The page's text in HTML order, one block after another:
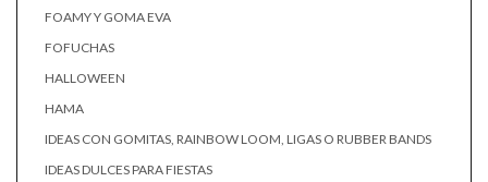
FOAMY Y GOMA EVA
FOFUCHAS
HALLOWEEN
HAMA
IDEAS CON GOMITAS, RAINBOW LOOM, LIGAS O RUBBER BANDS
IDEAS DULCES PARA FIESTAS